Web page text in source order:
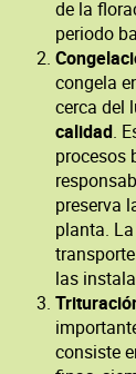
de la
periodo
congela
cerca del
calidad.
procesos
preserva
planta.
las
consiste